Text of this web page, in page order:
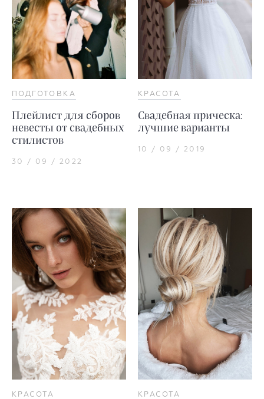
ПОДГОТОВКА
Плейлист для сборов
невесты от свадебных
стилистов
30 / 09 / 2022
КРАСОТА
Свадебная прическа:
лучшие варианты
10 / 09 / 2019
КРАСОТА КРАСОТА